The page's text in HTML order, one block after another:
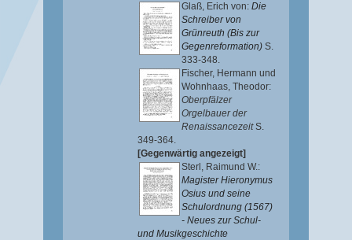
Glaß, Erich von: Die
Schreiber von
Grünreuth (Bis zur
Gegenreformation) S.
333-348.
Fischer, Hermann und
Wohnhaas, Theodor:
Oberpfälzer
Orgelbauer der
RenaissancezeitS.
349-364.
[Gegenwärtig angezeigt]
Sterl, Raimund W.:
Magister Hieronymus
Osius und seine
Schulordnung (1567)
- Neues zur Schul-
und Musikgeschichte